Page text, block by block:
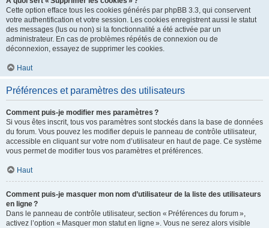
Cette option efface tous les cookies générés par phpBB 3.3, qui conservent
votre authentification et votre session. Les cookies enregistrent aussi le statut
des messages (lus ou non) si la fonctionnalité a été activée par un
administrateur. En cas de problèmes répétés de connexion ou de
déconnexion, essayez de supprimer les cookies.
Haut
Préférences et paramètres des utilisateurs
Comment puis-je modifier mes paramètres ?
Si vous êtes inscrit, tous vos paramètres sont stockés dans la base de données
du forum. Vous pouvez les modifier depuis le panneau de contrôle utilisateur,
accessible en cliquant sur votre nom d’utilisateur en haut de page. Ce système
vous permet de modifier tous vos paramètres et préférences.
Haut
Comment puis-je masquer mon nom d’utilisateur de la liste des utilisateurs
en ligne ?
Dans le panneau de contrôle utilisateur, section « Préférences du forum »,
activez l’option « Masquer mon statut en ligne ». Vous ne serez alors visible